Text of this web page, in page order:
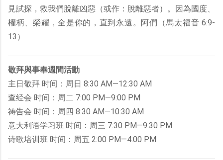
見試探，救我們脫離凶惡（或作：脫離惡者）。因為國度、
權柄、榮耀，全是你的，直到永遠。阿們（馬太福音 6:9-
13）
敬拜與事奉週間活動
主日敬拜 时间：周日 8:30 AM—12:30 AM
查经会 时间：周二 7:00 PM—9:00 PM
祷告会 时间：周四 8:30 AM—10:30 AM
意大利语学习班 时间：周三 7:30 PM—9:30 PM
诗歌培训班 时间：周五 2:00 PM—4:00 PM